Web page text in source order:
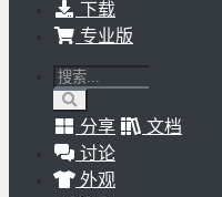
下载
专业版
分享
文档
讨论
外观